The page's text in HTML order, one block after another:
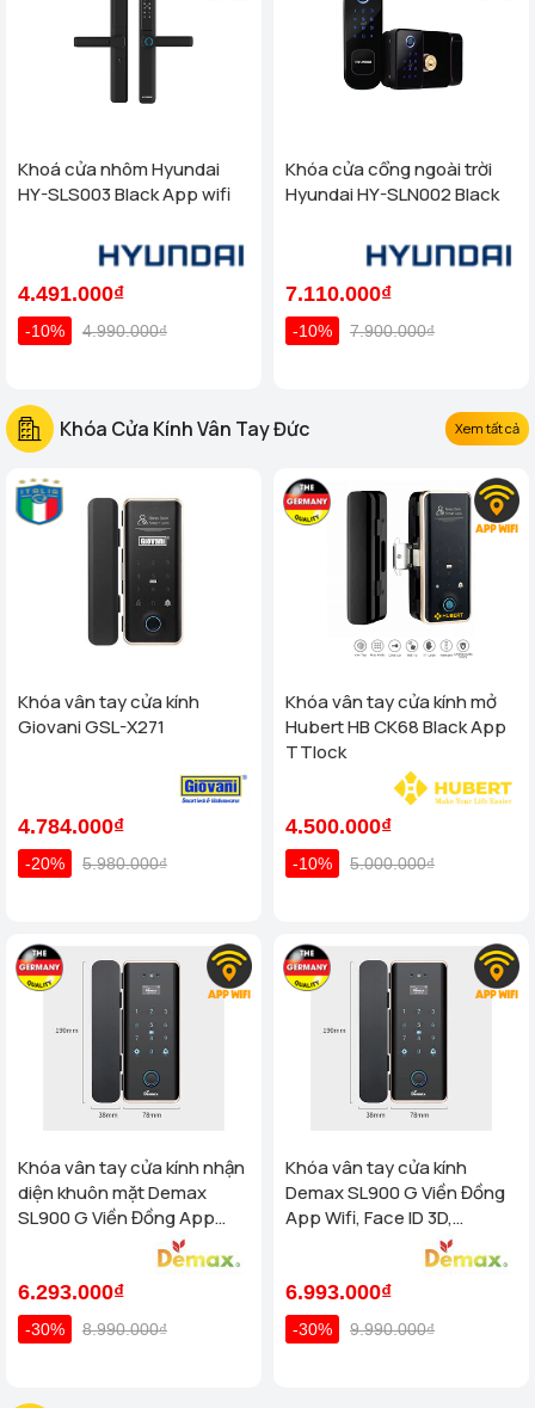
Khoá cửa nhôm Hyundai
HY-SLS003 Black App wifi
4.491.000₫
-10% 4.990.000₫
Khóa cửa cổng ngoài trời
Hyundai HY-SLN002 Black
7.110.000₫
-10% 7.900.000₫
Khóa Cửa Kính Vân Tay Đức Xem tất cả
Khóa vân tay cửa kính
Giovani GSL-X271
4.784.000₫
-20% 5.980.000₫
Khóa vân tay cửa kính mở
Hubert HB CK68 Black App
TTlock
4.500.000₫
-10% 5.000.000₫
Khóa vân tay cửa kính nhận
diện khuôn mặt Demax
SL900 G Viền Đồng App
Wifi, Face ID 3D của tiêu
6.293.000₫
-30% 8.990.000₫
Khóa vân tay cửa kính
Demax SL900 G Viền Đồng
App Wifi, Face ID 3D,
Remote của tiêu chuẩn Đức
6.993.000₫
-30% 9.990.000₫